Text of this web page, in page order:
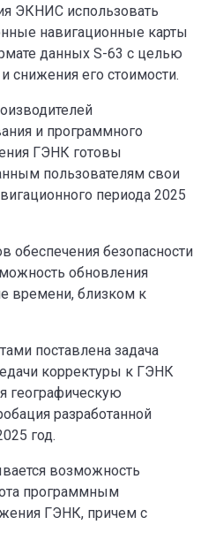
ЭКНИС использовать
навигационные карты
данных S-63 с целью
снижения его стоимости.
и программного
ГЭНК готовы
пользователям свои
периода 2025
обеспечения безопасности
обновления
времени, близком к
поставлена задача
корректуры к ГЭНК
географическую
разработанной
год.
возможность
программным
ГЭНК, причем с